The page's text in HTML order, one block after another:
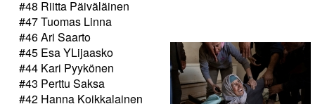
#48 Riitta Päiväläinen
#47 Tuomas Linna
#46 Ari Saarto
#45 Esa YLijaasko
#44 Kari Pyykönen
#43 Perttu Saksa
#42 Hanna Koikkalainen